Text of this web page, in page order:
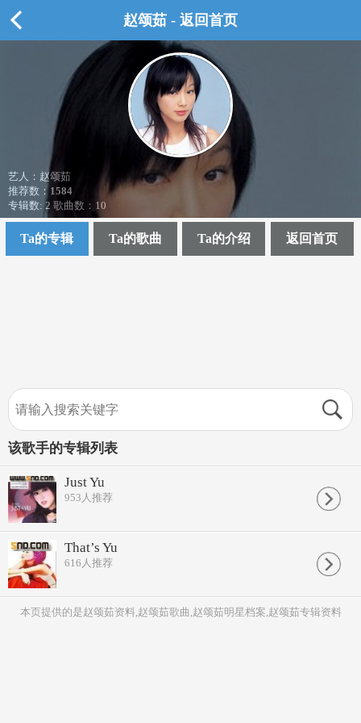
赵颂茹 - 返回首页
艺人：赵颂茹
推荐数： 1584
专辑数: 2 歌曲数：10
Ta的专辑 Ta的歌曲 Ta的介绍 返回首页
该歌手的专辑列表
Just Yu
953 人推荐
That’s Yu
616 人推荐
本页提供的是赵颂茹资料,赵颂茹歌曲,赵颂茹明星档案,赵颂茹专辑资料